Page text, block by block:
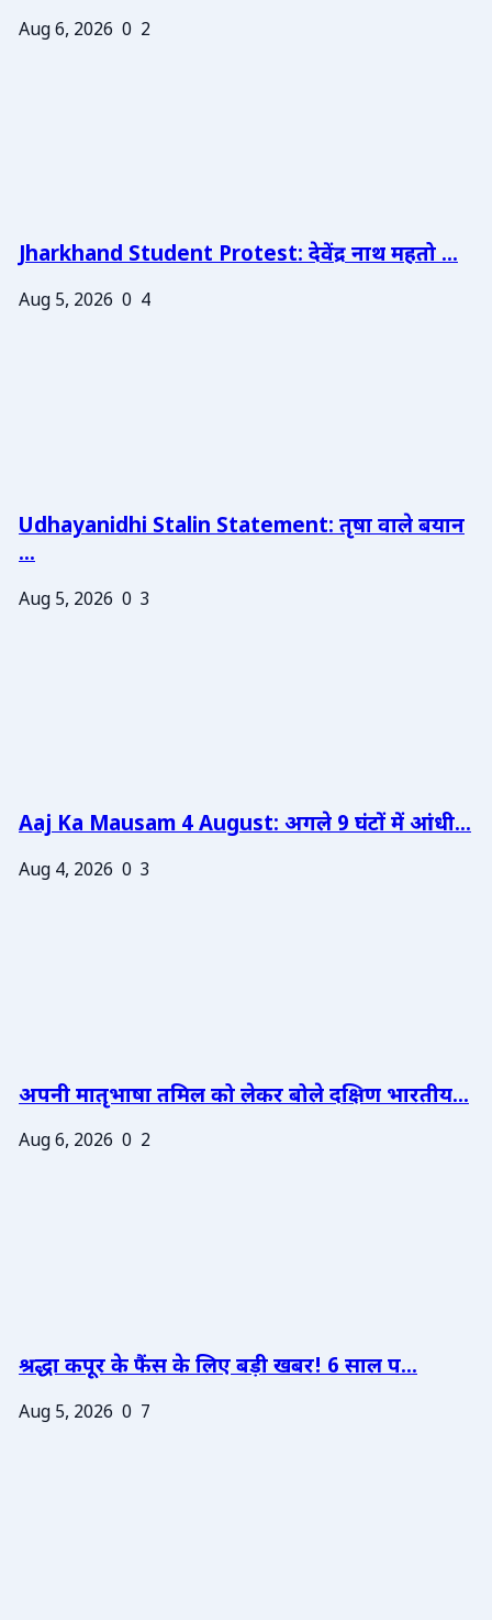
Aug 6, 2026 0 2
Jharkhand Student Protest: देवेंद्र नाथ महतो ...
Aug 5, 2026 0 4
Udhayanidhi Stalin Statement: तृषा वाले बयान
...
Aug 5, 2026 0 3
Aaj Ka Mausam 4 August: अगले 9 घंटों में आंधी...
Aug 4, 2026 0 3
अपनी मातृभाषा तमिल को लेकर बोले दक्षिण भारतीय...
Aug 6, 2026 0 2
श्रद्धा कपूर के फैंस के लिए बड़ी खबर! 6 साल प...
Aug 5, 2026 0 7